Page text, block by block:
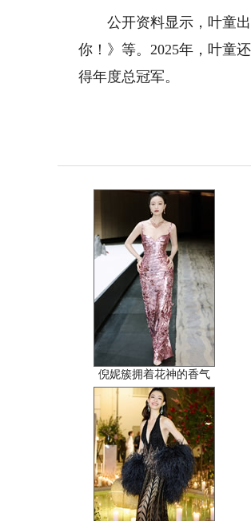
公开资料显示，叶童出
你！》等。2025年，叶童
得年度总冠军。
倪妮簇拥着花神的香气